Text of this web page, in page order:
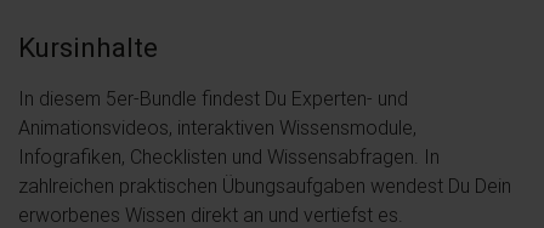
Kursinhalte
In diesem 5er-Bundle findest Du Experten- und
Animationsvideos, interaktiven Wissensmodule,
Infografiken, Checklisten und Wissensabfragen. In
zahlreichen praktischen Übungsaufgaben wendest Du Dein
erworbenes Wissen direkt an und vertiefst es.